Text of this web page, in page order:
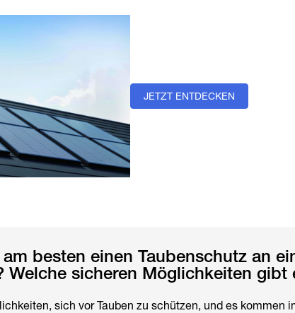
JETZT ENTDECKEN
besten einen Taubenschutz an
Welche sicheren Möglichkeiten gibt
sich vor Tauben zu schützen, und es kommen